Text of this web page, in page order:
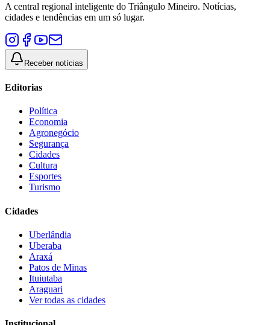
A central regional inteligente do Triângulo Mineiro. Notícias,
cidades e tendências em um só lugar.
Receber notícias
Editorias
Política
Economia
Agronegócio
Segurança
Cidades
Cultura
Esportes
Turismo
Cidades
Uberlândia
Uberaba
Araxá
Patos de Minas
Ituiutaba
Araguari
Ver todas as cidades